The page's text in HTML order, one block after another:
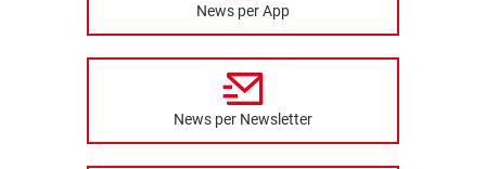
News per App
News per Newsletter